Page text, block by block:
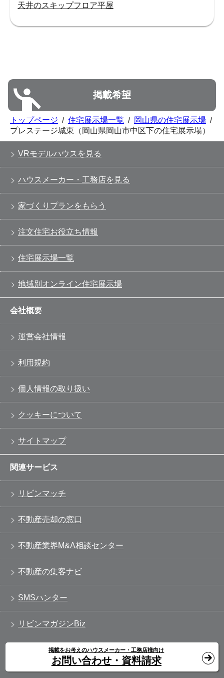
天井のスキップフロア平屋
掲載希望
トップページ / 住宅展示場一覧 / 岡山県の住宅展示場 /
プレステージ城東（岡山県岡山市中区下の住宅展示場）
VRモデルハウスを見る
ハウスメーカー・工務店を見る
家づくりプランをもらう
注文住宅お役立ち情報
住宅展示場一覧
地域別オンライン住宅展示場
会社概要
運営会社情報
利用規約
個人情報の取り扱い
クッキーについて
サイトマップ
関連サービス
リビンマッチ
不動産売却の窓口
不動産業界M&A相談センター
不動産の集客ナビ
SMSハンター
リビンマガジンBiz
掲載をお考えのハウスメーカー・工務店様向け
お問い合わせ・資料請求